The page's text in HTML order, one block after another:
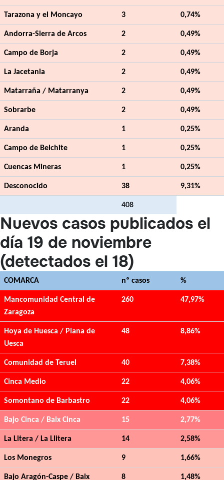
Tarazona y el Moncayo 3 0,74%
Andorra-Sierra de Arcos 2 0,49%
Campo de Borja 2 0,49%
La Jacetania 2 0,49%
Matarraña / Matarranya 2 0,49%
Sobrarbe 2 0,49%
Aranda 1 0,25%
Campo de Belchite 1 0,25%
Cuencas Mineras 1 0,25%
Desconocido 38 9,31%
408
Nuevos casos publicados el
día 19 de noviembre
(detectados el 18)
COMARCA nº casos %
Mancomunidad Central de
Zaragoza
260 47,97%
Hoya de Huesca / Plana de
Uesca
48 8,86%
Comunidad de Teruel 40 7,38%
Cinca Medio 22 4,06%
Somontano de Barbastro 22 4,06%
Bajo Cinca / Baix Cinca 15 2,77%
La Litera / La Llitera 14 2,58%
Los Monegros 9 1,66%
Bajo Aragón-Caspe / Baix
8 1,48%